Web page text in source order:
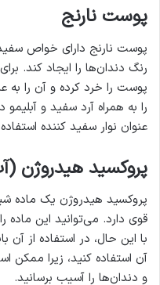
پوست نارنج
پوست نارنج دارای خواص
رنگ دندان‌ها را ایجاد کند.
پوست را خرد کرده و آن را به
را به همراه آرد سفید و
عنوان نوار سفید کننده
پروکسید هیدروژن
پروکسید هیدروژن یک ماده
قوی دارد. می‌توانید این ماده
با این حال، در استفاده از
آن استفاده کنید، زیرا ممکن
و دندان‌ها را آسیب برسانید.